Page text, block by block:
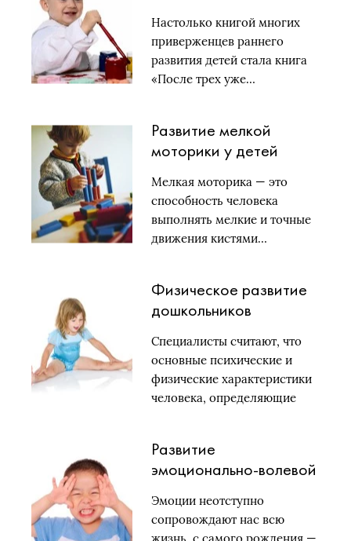
Настолько книгой многих
приверженцев раннего
развития детей стала книга
«После трех уже…
Развитие мелкой
моторики у детей
Мелкая моторика — это
способность человека
выполнять мелкие и точные
движения кистями…
Физическое развитие
дошкольников
Специалисты считают, что
основные психические и
физические характеристики
человека, определяющие
Развитие
эмоционально-волевой
Эмоции неотступно
сопровождают нас всю